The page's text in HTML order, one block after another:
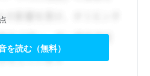
を読む（無料）